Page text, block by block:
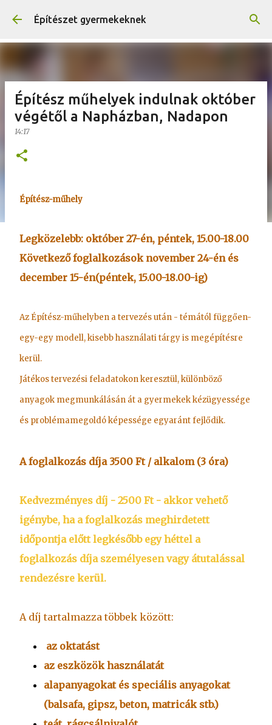
Ugrás a fő tartalomra
Építészet gyermekeknek
Építész műhelyek indulnak október
végétől a Napházban, Nadapon
14:17
Építész-műhely
Legközelebb: október 27-én, péntek, 15.00-18.00
Következő foglalkozások november 24-én és
december 15-én(péntek, 15.00-18.00-ig)
Az Építész-műhelyben a tervezés után - témától függően-
egy-egy modell, kisebb használati tárgy is megépítésre
kerül.
Játékos tervezési feladatokon keresztül, különböző
anyagok megmunkálásán át a gyermekek kézügyessége
és problémamegoldó képessége egyaránt fejlődik.
A foglalkozás díja 3500 Ft / alkalom (3 óra)
Kedvezményes díj - 2500 Ft - akkor vehető
igénybe, ha a foglalkozás meghirdetett
időpontja előtt legkésőbb egy héttel a
foglalkozás díja személyesen vagy átutalással
rendezésre kerül.
A díj tartalmazza többek között:
az oktatást
az eszközök használatát
alapanyagokat és speciális anyagokat
(balsafa, gipsz, beton, matricák stb.)